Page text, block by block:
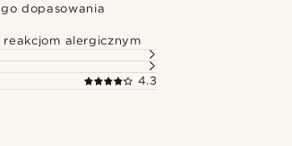
dopasowania
alergicznym
4.3